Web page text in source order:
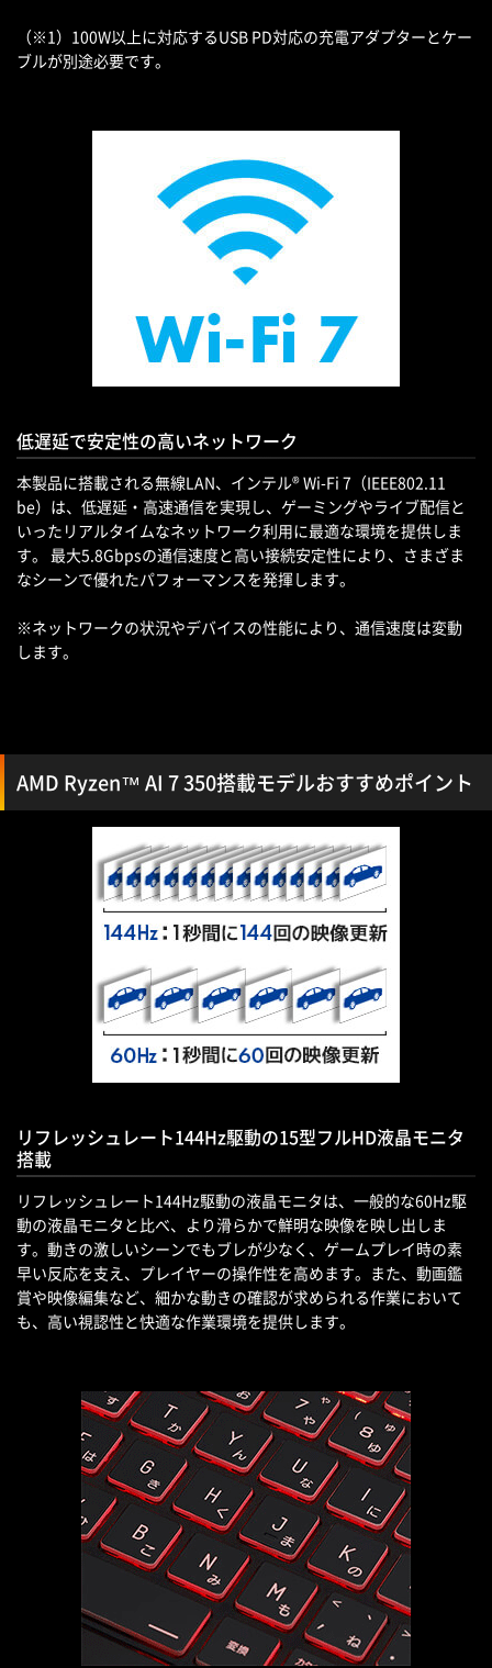
（※1）100W以上に対応するUSB PD対応の充電アダプターとケー
ブルが別途必要です。
低遅延で安定性の高いネットワーク
本製品に搭載される無線LAN、インテル® Wi-Fi 7（IEEE802.11
be）は、低遅延・高速通信を実現し、ゲーミングやライブ配信と
いったリアルタイムなネットワーク利用に最適な環境を提供しま
す。 最大5.8Gbpsの通信速度と高い接続安定性により、さまざま
なシーンで優れたパフォーマンスを発揮します。
※ネットワークの状況やデバイスの性能により、通信速度は変動
します。
AMD Ryzen™ AI 7 350搭載モデルおすすめポイント
リフレッシュレート144Hz駆動の15型フルHD液晶モニタ
搭載
リフレッシュレート144Hz駆動の液晶モニタは、一般的な60Hz駆
動の液晶モニタと比べ、より滑らかで鮮明な映像を映し出しま
す。動きの激しいシーンでもブレが少なく、ゲームプレイ時の素
早い反応を支え、プレイヤーの操作性を高めます。また、動画鑑
賞や映像編集など、細かな動きの確認が求められる作業において
も、高い視認性と快適な作業環境を提供します。